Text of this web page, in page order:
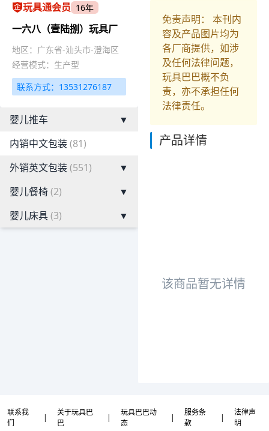
玩具通会员 16年
一六八（壹陆捌）玩具厂
地区：广东省-汕头市-澄海区
经营模式：生产型
联系方式：13531276187
婴儿推车
▼
内销中文包装(81)
外销英文包装(551)
▼
婴儿餐椅(2)
▼
婴儿床具(3) ▼
免责声明： 本刊内
容及产品图片均为
各厂商提供，如涉
及任何法律问题，
玩具巴巴概不负
责，亦不承担任何
法律责任。
产品详情
该商品暂无详情
联系我
们
|
关于玩具巴
巴
|
玩具巴巴动
态
|
服务条
款
|
法律声
明